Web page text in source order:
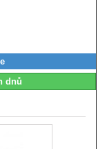
dnů